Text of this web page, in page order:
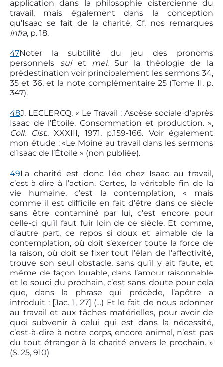
application dans la philosophie cistercienne du
travail, mais également dans la conception
qu’Isaac se fait de la charité. Cf. nos remarques
infra, p. 18.
47Noter la subtilité du jeu des pronoms
personnels suiet mei. Sur la théologie de la
prédestination voir principalement les sermons 34,
35 et 36, et la note complémentaire 25 (Tome II, p.
347).
48J. LECLERCQ, « Le Travail : Ascèse sociale d’après
Isaac de l’Étoile. Consommation et production. »,
Coll. Cist., XXXIII, 1971, p.159-166. Voir également
mon étude : «Le Moine au travail dans les sermons
d’Isaac de l’Étoile » (non publiée).
49La charité est donc liée chez Isaac au travail,
c’est-à-dire à l’action. Certes, la véritable fin de la
vie humaine, c’est la contemplation, « mais
comme il est difficile en fait d’être dans ce siècle
sans être contaminé par lui, c’est encore pour
celle-ci qu’il faut fuir loin de ce siècle. Et comme,
d’autre part, ce repos si doux et aimable de la
contemplation, où doit s’exercer toute la force de
la raison, où doit se fixer tout l’élan de l’affectivité,
trouve son seul obstacle, sans qu’il y ait faute, et
même de façon louable, dans l’amour raisonnable
et le souci du prochain, c’est sans doute pour cela
que, dans la phrase qui précède, l’apôtre a
introduit : [Jac. 1, 27] (…) Et le fait de nous adonner
au travail et aux tâches matérielles, pour avoir de
quoi subvenir à celui qui est dans la nécessité,
c’est-à-dire à notre corps, encore animal, n’est pas
du tout étranger à la charité envers le prochain. »
(S. 25, 9­10)